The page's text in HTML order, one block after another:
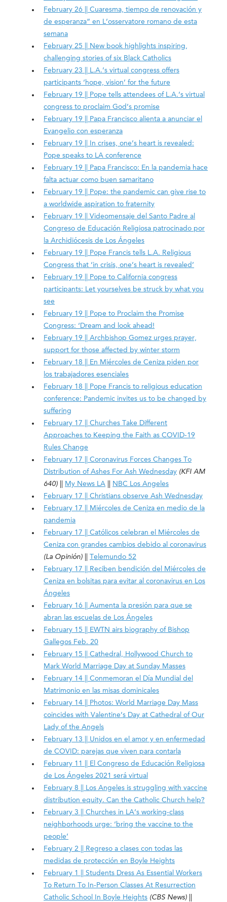
February 26 || Cuaresma, tiempo de renovación y
de esperanza” en L’osservatore romano de esta
semana
February 25 || New book highlights inspiring,
challenging stories of six Black Catholics
February 23 || L.A.’s virtual congress offers
participants ‘hope, vision’ for the future
February 19 || Pope tells attendees of L.A.’s virtual
congress to proclaim God’s promise
February 19 || Papa Francisco alienta a anunciar el
Evangelio con esperanza
February 19 || In crises, one’s heart is revealed:
Pope speaks to LA conference
February 19 || Papa Francisco: En la pandemia hace
falta actuar como buen samaritano
February 19 || Pope: the pandemic can give rise to
a worldwide aspiration to fraternity
February 19 || Videomensaje del Santo Padre al
Congreso de Educación Religiosa patrocinado por
la Archidiócesis de Los Ángeles
February 19 || Pope Francis tells L.A. Religious
Congress that ‘in crisis, one’s heart is revealed’
February 19 || Pope to California congress
participants: Let yourselves be struck by what you
see
February 19 || Pope to Proclaim the Promise
Congress: ‘Dream and look ahead!
February 19 || Archbishop Gomez urges prayer,
support for those affected by winter storm
February 18 || En Miércoles de Ceniza piden por
los trabajadores esenciales
February 18 || Pope Francis to religious education
conference: Pandemic invites us to be changed by
suffering
February 17 || Churches Take Different
Approaches to Keeping the Faith as COVID-19
Rules Change
February 17 || Coronavirus Forces Changes To
Distribution of Ashes For Ash Wednesday (KFI AM
640)
My News LA
NBC Los Angeles
February 17 || Christians observe Ash Wednesday
February 17 || Miércoles de Ceniza en medio de la
pandemia
February 17 || Católicos celebran el Miércoles de
Ceniza con grandes cambios debido al coronavirus
(La Opinión)
Telemundo 52
February 17 || Reciben bendición del Miércoles de
Ceniza en bolsitas para evitar al coronavirus en Los
Ángeles
February 16 || Aumenta la presión para que se
abran las escuelas de Los Ángeles
February 15 || EWTN airs biography of Bishop
Gallegos Feb. 20
February 15 || Cathedral, Hollywood Church to
Mark World Marriage Day at Sunday Masses
February 14 || Conmemoran el Día Mundial del
Matrimonio en las misas dominicales
February 14 || Photos: World Marriage Day Mass
coincides with Valentine’s Day at Cathedral of Our
Lady of the Angels
February 13 || Unidos en el amor y en enfermedad
de COVID: parejas que viven para contarla
February 11 || El Congreso de Educación Religiosa
de Los Ángeles 2021 será virtual
February 8 || Los Angeles is struggling with vaccine
distribution equity. Can the Catholic Church help?
February 3 || Churches in LA’s working-class
neighborhoods urge: ‘bring the vaccine to the
people’
February 2 || Regreso a clases con todas las
medidas de protección en Boyle Heights
February 1 || Students Dress As Essential Workers
To Return To In-Person Classes At Resurrection
Catholic School In Boyle Heights (CBS News)